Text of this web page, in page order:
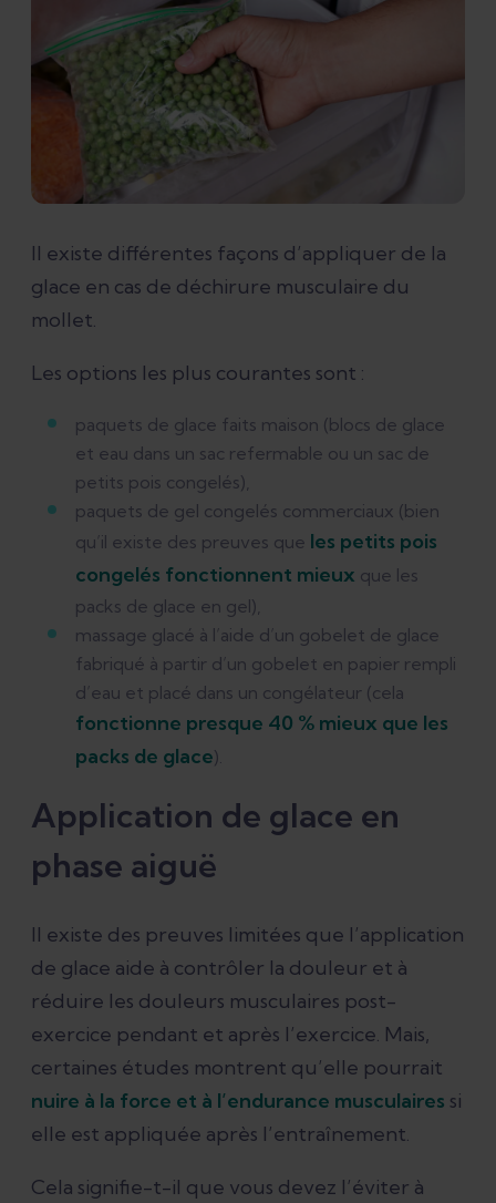
Il existe différentes façons d’appliquer de la
glace en cas de déchirure musculaire du
mollet.
Les options les plus courantes sont :
paquets de glace faits maison (blocs de glace
et eau dans un sac refermable ou un sac de
petits pois congelés),
paquets de gel congelés commerciaux (bien
qu’il existe des preuves que les petits pois
congelés fonctionnent mieux que les
packs de glace en gel),
massage glacé à l’aide d’un gobelet de glace
fabriqué à partir d’un gobelet en papier rempli
d’eau et placé dans un congélateur (cela
fonctionne presque 40 % mieux que les
packs de glace).
Application de glace en
phase aiguë
Il existe des preuves limitées que l’application
de glace aide à contrôler la douleur et à
réduire les douleurs musculaires post-
exercice pendant et après l’exercice. Mais,
certaines études montrent qu’elle pourrait
nuire à la force et à l’endurance musculaires si
elle est appliquée après l’entraînement.
Cela signifie-t-il que vous devez l’éviter à